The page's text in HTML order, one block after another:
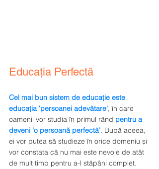
Educația Perfectă
Cel mai bun sistem de educație este
educația 'persoanei adevătare', în care
oamenii vor studia în primul rând pentru a
deveni 'o persoană perfectă'. După aceea,
ei vor putea să studieze în orice domeniu și
vor constata că nu mai este nevoie de atât
de mult timp pentru a-l stăpâni complet.